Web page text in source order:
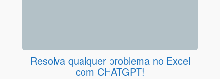
Resolva qualquer problema no Excel
com CHATGPT!